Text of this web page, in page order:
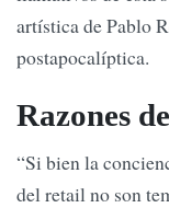
artística de Pablo
postapocalíptica.
Razones
“Si bien la
del retail no son